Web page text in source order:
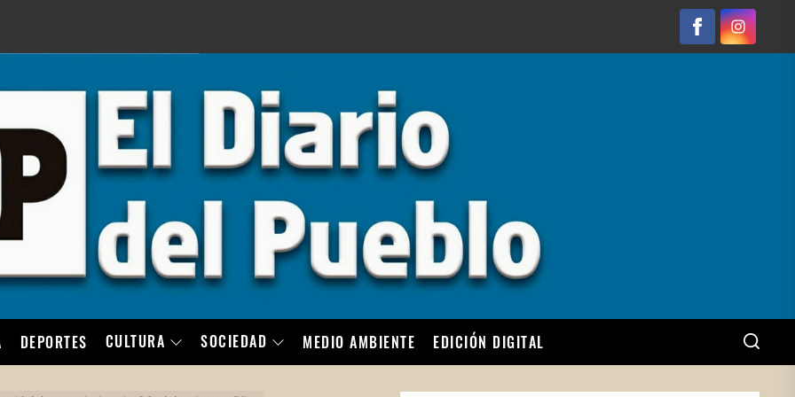
FacebookInstagram
DEPORTES CULTURA SOCIEDAD MEDIO AMBIENTE EDICIÓN DIGITAL